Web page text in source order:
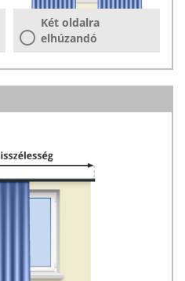
Két oldalra
elhúzandó